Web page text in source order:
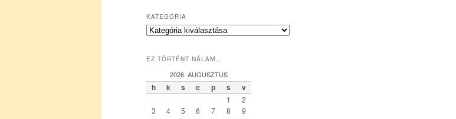
KATEGÓRIA
K
e
r
EZ TÖRTÉNT NÁLAM…
2026. AUGUSZTUS
h k s c p s v
1
2
3
4 5 6 7 8
9